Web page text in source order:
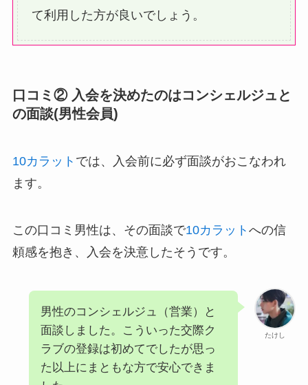
て利用した方が良いでしょう。
口コミ② 入会を決めたのはコンシェルジュと
の面談(男性会員)
10カラット では、入会前に必ず面談がおこなわれ
ます。
この口コミ男性は、その面談で10カラット への信
頼感を抱き、入会を決意したそうです。
たけし
男性のコンシェルジュ（営業）と
面談しました。こういった交際ク
ラブの登録は初めてでしたが思っ
た以上にまともな方で安心できま